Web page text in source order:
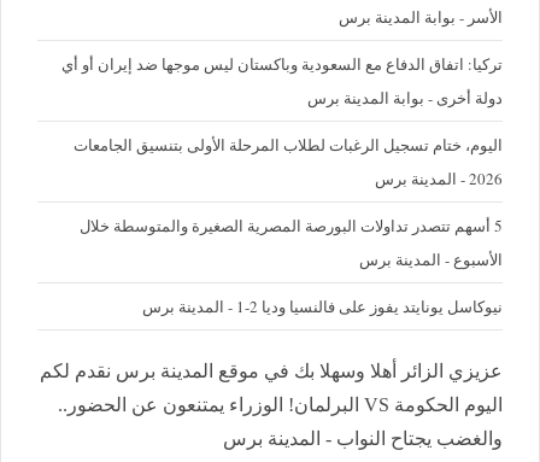
الأسر - بوابة المدينة برس
تركيا: اتفاق الدفاع مع السعودية وباكستان ليس موجها ضد إيران أو أي
دولة أخرى - بوابة المدينة برس
اليوم، ختام تسجيل الرغبات لطلاب المرحلة الأولى بتنسيق الجامعات
2026 - المدينة برس
5 أسهم تتصدر تداولات البورصة المصرية الصغيرة والمتوسطة خلال
الأسبوع - المدينة برس
نيوكاسل يونايتد يفوز على فالنسيا وديا 2-1 - المدينة برس
عزيزي الزائر أهلا وسهلا بك في موقع المدينة برس نقدم لكم
اليوم الحكومة VS البرلمان! الوزراء يمتنعون عن الحضور..
والغضب يجتاح النواب - المدينة برس